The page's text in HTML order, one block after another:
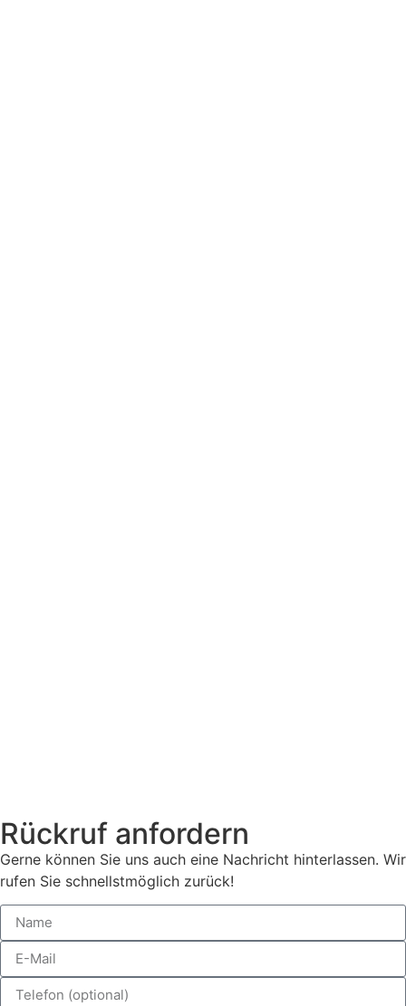
Rückruf anfordern
Gerne können Sie uns auch eine Nachricht hinterlassen. Wir
rufen Sie schnellstmöglich zurück!